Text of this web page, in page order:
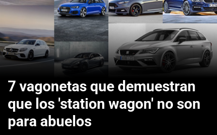
7 vagonetas que demuestran
que los 'station wagon' no son
para abuelos